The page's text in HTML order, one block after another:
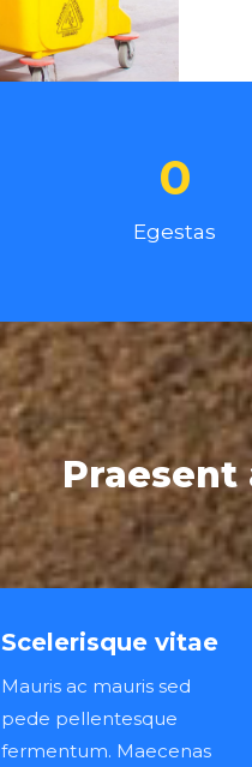
0
Egestas
Scelerisque vitae
Mauris ac mauris sed
pede pellentesque
fermentum. Maecenas